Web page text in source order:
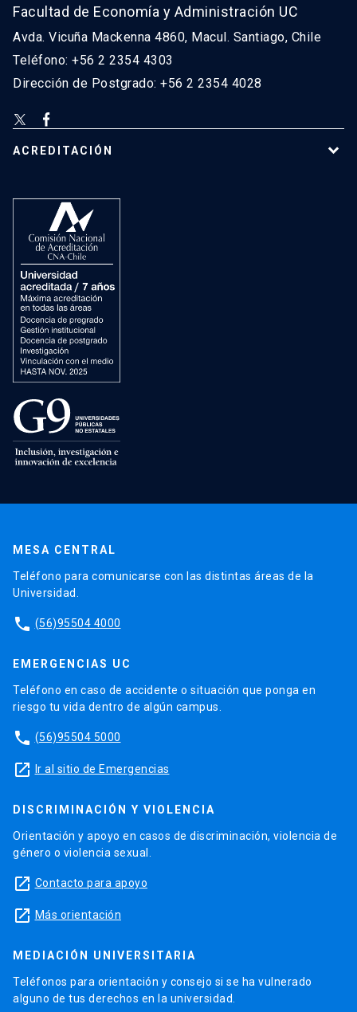
Facultad de Economía y Administración UC
Avda. Vicuña Mackenna 4860, Macul. Santiago, Chile
Teléfono: +56 2 2354 4303
Dirección de Postgrado: +56 2 2354 4028
ACREDITACIÓN
MESA CENTRAL
Teléfono para comunicarse con las distintas áreas de la
Universidad.
phone (56)95504 4000
EMERGENCIAS UC
Teléfono en caso de accidente o situación que ponga en
riesgo tu vida dentro de algún campus.
phone (56)95504 5000
launch Ir al sitio de Emergencias
DISCRIMINACIÓN Y VIOLENCIA
Orientación y apoyo en casos de discriminación, violencia de
género o violencia sexual.
launch Contacto para apoyo
launch Más orientación
MEDIACIÓN UNIVERSITARIA
Teléfonos para orientación y consejo si se ha vulnerado
alguno de tus derechos en la universidad.